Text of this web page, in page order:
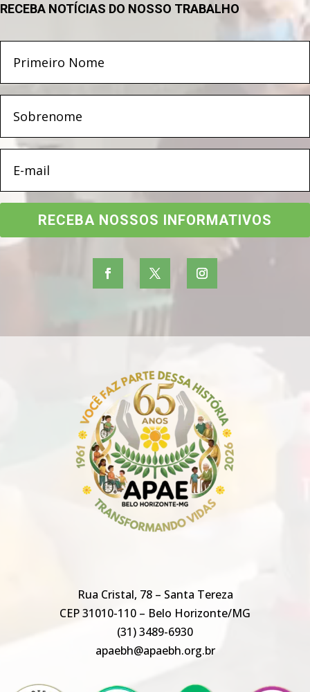
RECEBA NOTÍCIAS DO NOSSO TRABALHO
RECEBA NOSSOS INFORMATIVOS
Rua Cristal, 78 – Santa Tereza
CEP 31010-110 – Belo Horizonte/MG
(31) 3489-6930
apaebh@apaebh.org.br